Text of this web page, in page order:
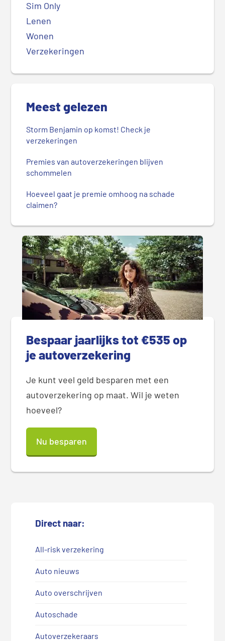
Sim Only
Lenen
Wonen
Verzekeringen
Meest gelezen
Storm Benjamin op komst! Check je
verzekeringen
Premies van autoverzekeringen blijven
schommelen
Hoeveel gaat je premie omhoog na schade
claimen?
Bespaar jaarlijks tot €535 op
je autoverzekering
Je kunt veel geld besparen met een
autoverzekering op maat. Wil je weten
hoeveel?
Nu besparen
Direct naar:
All-risk verzekering
Auto nieuws
Auto overschrijven
Autoschade
Autoverzekeraars